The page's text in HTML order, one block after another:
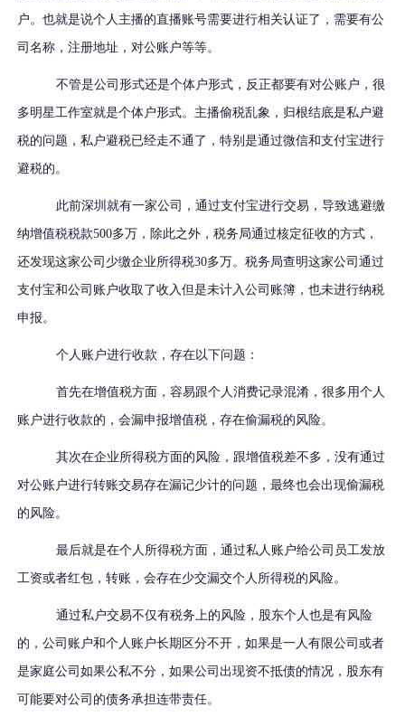
户。也就是说个人主播的直播账号需要进行相关认证了，需要有公
司名称，注册地址，对公账户等等。
不管是公司形式还是个体户形式，反正都要有对公账户，很
多明星工作室就是个体户形式。主播偷税乱象，归根结底是私户避
税的问题，私户避税已经走不通了，特别是通过微信和支付宝进行
避税的。
此前深圳就有一家公司，通过支付宝进行交易，导致逃避缴
纳增值税税款500多万，除此之外，税务局通过核定征收的方式，
还发现这家公司少缴企业所得税30多万。税务局查明这家公司通过
支付宝和公司账户收取了收入但是未计入公司账簿，也未进行纳税
申报。
个人账户进行收款，存在以下问题：
首先在增值税方面，容易跟个人消费记录混淆，很多用个人
账户进行收款的，会漏申报增值税，存在偷漏税的风险。
其次在企业所得税方面的风险，跟增值税差不多，没有通过
对公账户进行转账交易存在漏记少计的问题，最终也会出现偷漏税
的风险。
最后就是在个人所得税方面，通过私人账户给公司员工发放
工资或者红包，转账，会存在少交漏交个人所得税的风险。
通过私户交易不仅有税务上的风险，股东个人也是有风险
的，公司账户和个人账户长期区分不开，如果是一人有限公司或者
是家庭公司如果公私不分，如果公司出现资不抵债的情况，股东有
可能要对公司的债务承担连带责任。